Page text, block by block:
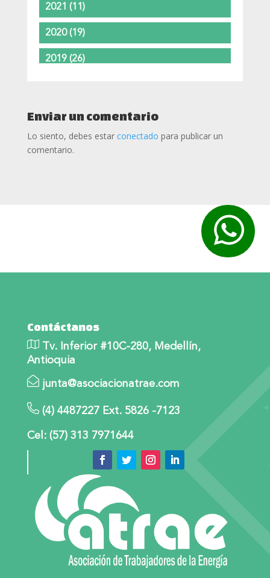
2021 (11)
2020(19)
2019 (26)
2017
2016 (24)
Enviar un comentario
Lo siento, debes estar conectado para publicar un
comentario.
Contáctanos
Tv. Inferior #10C-280, Medellín,
Antioquia
junta@asociacionatrae.com
(4) 4487227 Ext. 5826 -7123
Cel: (57) 313 7971644